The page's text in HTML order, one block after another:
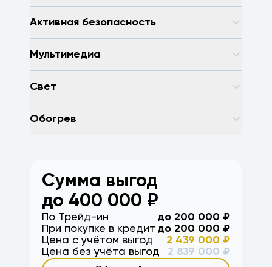
Активная безопасность
Мультимедиа
Свет
Обогрев
Сумма выгод
до 400 000 ₽
По Трейд-ин до 200 000 ₽
При покупке в кредит до 200 000 ₽
Цена с учётом выгод
2 439 000 ₽
Цена без учёта выгод
2 839 000 ₽